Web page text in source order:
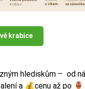
krabice
hlediskům – od
a 💰cenu až po